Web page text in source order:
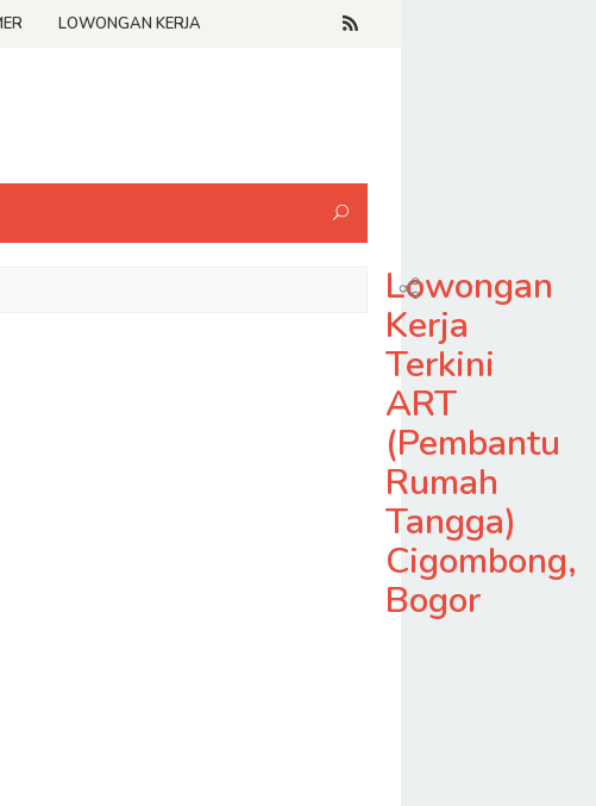
LOWONGAN KERJA
Lowongan
Kerja
Terkini
ART
(Pembantu
Rumah
Tangga)
Cigombong,
Bogor